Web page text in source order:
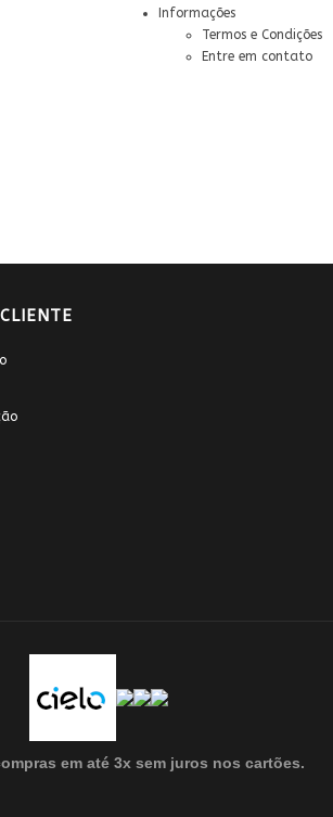
Informações
Termos e Condições
Entre em contato
em até 3x sem juros nos cartões.